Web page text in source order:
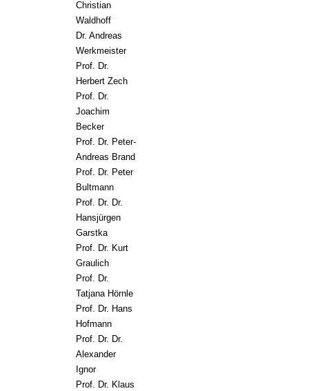
Christian
Waldhoff
Dr. Andreas
Werkmeister
Prof. Dr.
Herbert Zech
Prof. Dr.
Joachim
Becker
Prof. Dr. Peter-
Andreas Brand
Prof. Dr. Peter
Bultmann
Prof. Dr. Dr.
Hansjürgen
Garstka
Prof. Dr. Kurt
Graulich
Prof. Dr.
Tatjana Hörnle
Prof. Dr. Hans
Hofmann
Prof. Dr. Dr.
Alexander
Ignor
Prof. Dr. Klaus